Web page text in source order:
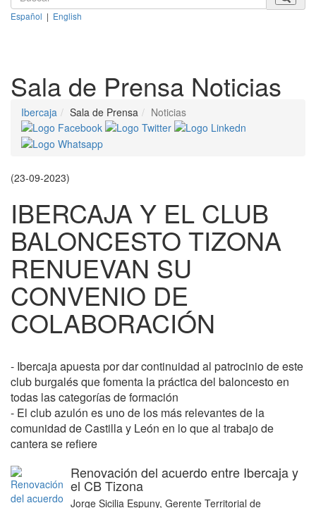
Español | English
Sala de Prensa Noticias
Ibercaja Sala de Prensa Noticias
(23-09-2023)
IBERCAJA Y EL CLUB
BALONCESTO TIZONA
RENUEVAN SU
CONVENIO DE
COLABORACIÓN
- Ibercaja apuesta por dar continuidad al patrocinio de este
club burgalés que fomenta la práctica del baloncesto en
todas las categorías de formación
- El club azulón es uno de los más relevantes de la
comunidad de Castilla y León en lo que al trabajo de
cantera se refiere
Renovación del acuerdo entre Ibercaja y
el CB Tizona
Jorge Sicilia Espuny, Gerente Territorial de